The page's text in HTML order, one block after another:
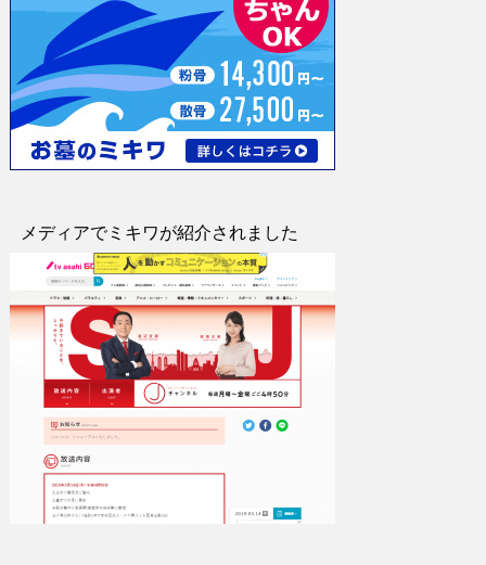
メディアでミキワが紹介されました